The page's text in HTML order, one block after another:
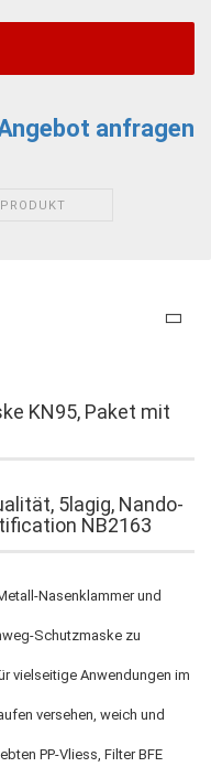
anfragen
KN95, Paket mit
5lagig, Nando-
NB2163
Nasenklammer und
Schutzmaske zu
vielseitige Anwendungen im
versehen, weich und
PP-Vliess, Filter BFE